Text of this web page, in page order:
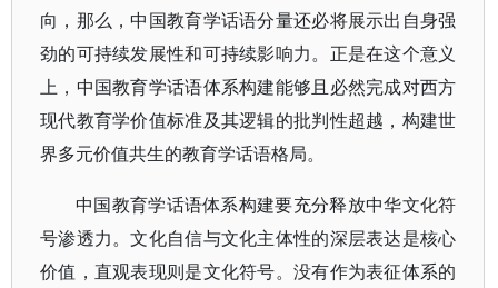
向，那么，中国教育学话语分量还必将展示出自身强
劲的可持续发展性和可持续影响力。正是在这个意义
上，中国教育学话语体系构建能够且必然完成对西方
现代教育学价值标准及其逻辑的批判性超越，构建世
界多元价值共生的教育学话语格局。
中国教育学话语体系构建要充分释放中华文化符
号渗透力。文化自信与文化主体性的深层表达是核心
价值，直观表现则是文化符号。没有作为表征体系的